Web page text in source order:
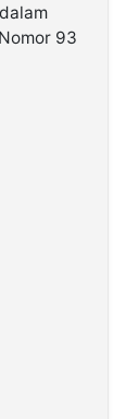
93